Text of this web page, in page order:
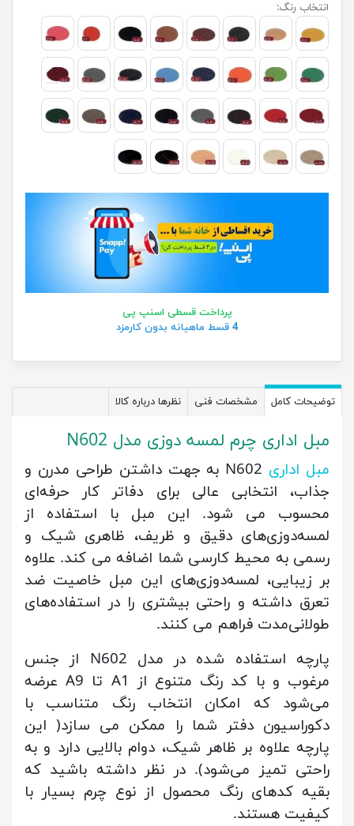
انتخاب رنگ:
پرداخت قسطی اسنپ پی
4 قسط ماهیانه بدون کارمزد
توضیحات کامل مشخصات فنی نظرها درباره کالا
مبل اداری چرم لمسه دوزی مدل N602
مبل اداری
N602 به جهت داشتن طراحی مدرن و
جذاب، انتخابی عالی برای دفاتر کار حرفه‌ای
محسوب می شود. این مبل با استفاده از
لمسه‌دوزی‌های دقیق و ظریف، ظاهری شیک و
رسمی به محیط کارسی شما اضافه می کند. علاوه
بر زیبایی، لمسه‌دوزی‌های این مبل خاصیت ضد
تعرق داشته و راحتی بیشتری را در استفاده‌های
طولانی‌مدت فراهم می کنند.
پارچه استفاده شده در مدل N602 از جنس
مرغوب و با کد رنگ متنوع از A1 تا A9 عرضه
می‌شود که امکان انتخاب رنگ متناسب با
دکوراسیون دفتر شما را ممکن می سازد( این
پارچه علاوه بر ظاهر شیک، دوام بالایی دارد و به
راحتی تمیز می‌شود). در نظر داشته باشید که
بقیه کدهای رنگ محصول از نوع چرم بسیار با
کیفیت هستند.